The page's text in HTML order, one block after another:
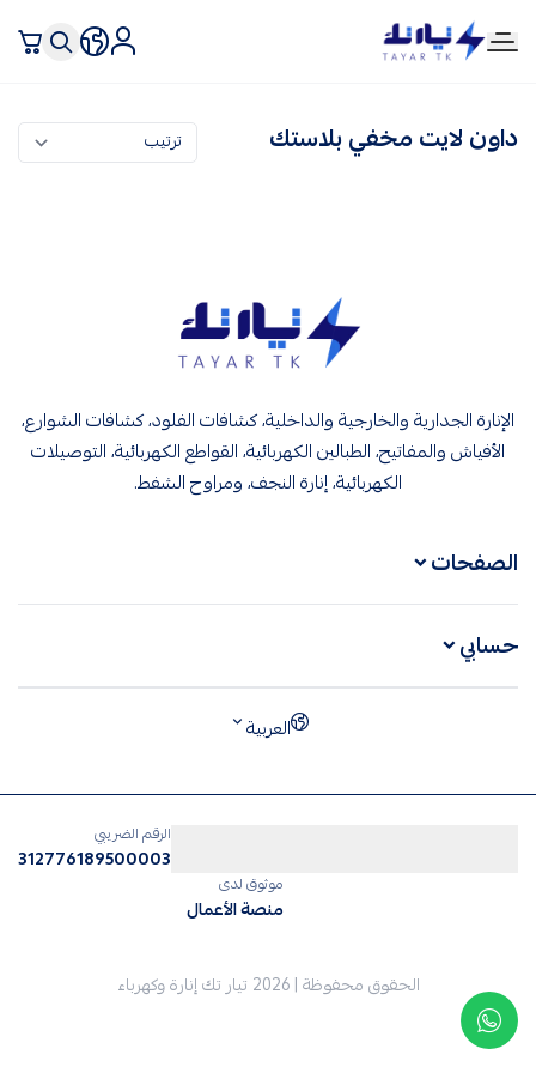
تيار تك إنارة وكهرباء
داون لايت مخفي بلاستك
الإنارة الجدارية والخارجية والداخلية، كشافات الفلود، كشافات الشوارع،
الأفياش والمفاتيح، الطبالين الكهربائية، القواطع الكهربائية، التوصيلات
الكهربائية، إنارة النجف، ومراوح الشفط.
الصفحات
حسابي
العربية
الرقم الضريبي
312776189500003
موثوق لدى
منصة الأعمال
الحقوق محفوظة | 2026 تيار تك إنارة وكهرباء